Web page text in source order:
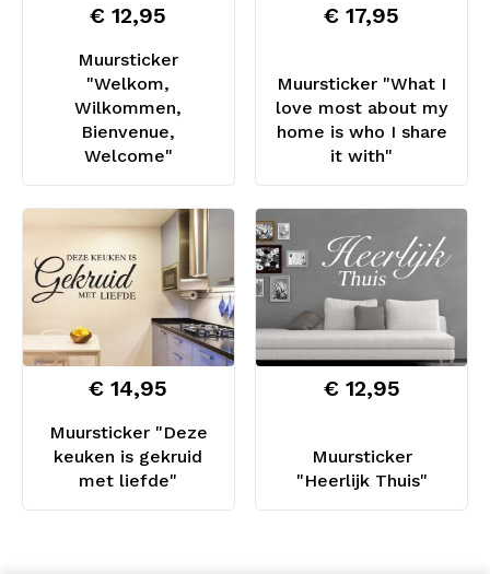
Muursticker
"Welkom,
Wilkommen,
Bienvenue,
Welcome"
€ 12,95
Muursticker "What I
love most about my
home is who I share
it with"
€ 17,95
Muursticker "Deze
keuken is gekruid
met liefde"
€ 14,95
Muursticker
"Heerlijk Thuis"
€ 12,95